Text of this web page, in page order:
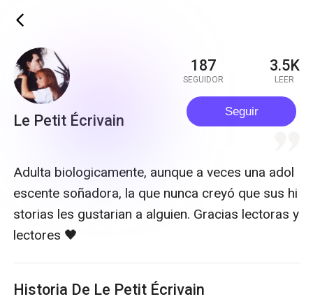
ic_back
Le Petit Écrivain
187
SEGUIDOR
3.5K
LEER
Seguir
Adulta biologicamente, aunque a veces una adol
escente soñadora, la que nunca creyó que sus hi
storias les gustarian a alguien. Gracias lectoras y
lectores 🖤
Historia De Le Petit Écrivain